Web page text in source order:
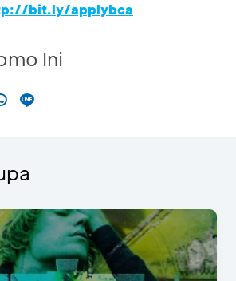
bit.ly/applybca
Ini